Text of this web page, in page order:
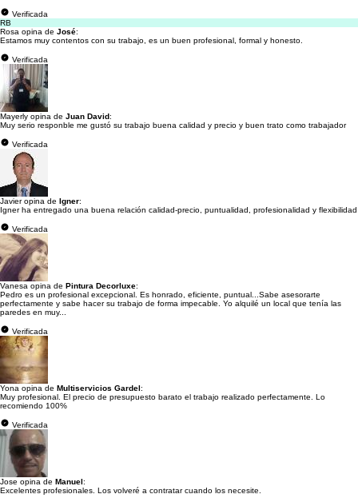
Verificada
RB
Rosa opina de José:
Estamos muy contentos con su trabajo, es un buen profesional, formal y honesto.
Verificada
Mayerly opina de Juan David:
Muy serio responble me gustó su trabajo buena calidad y precio y buen trato como trabajador
Verificada
Javier opina de Igner:
Igner ha entregado una buena relación calidad-precio, puntualidad, profesionalidad y flexibilidad
Verificada
Vanesa opina de Pintura Decorluxe:
Pedro es un profesional excepcional. Es honrado, eficiente, puntual...Sabe asesorarte
perfectamente y sabe hacer su trabajo de forma impecable. Yo alquilé un local que tenía las
paredes en muy...
Verificada
Yona opina de Multiservicios Gardel:
Muy profesional. El precio de presupuesto barato el trabajo realizado perfectamente. Lo
recomiendo 100%
Verificada
Jose opina de Manuel:
Excelentes profesionales. Los volveré a contratar cuando los necesite.